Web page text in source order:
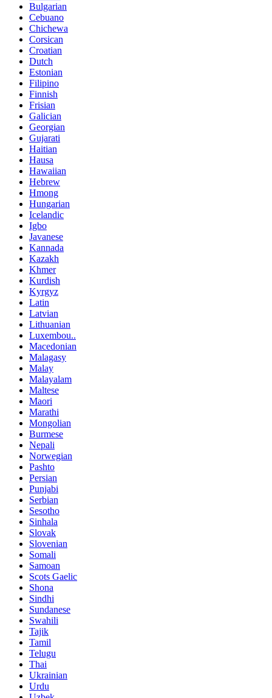
Bulgarian
Cebuano
Chichewa
Corsican
Croatian
Dutch
Estonian
Filipino
Finnish
Frisian
Galician
Georgian
Gujarati
Haitian
Hausa
Hawaiian
Hebrew
Hmong
Hungarian
Icelandic
Igbo
Javanese
Kannada
Kazakh
Khmer
Kurdish
Kyrgyz
Latin
Latvian
Lithuanian
Luxembou..
Macedonian
Malagasy
Malay
Malayalam
Maltese
Maori
Marathi
Mongolian
Burmese
Nepali
Norwegian
Pashto
Persian
Punjabi
Serbian
Sesotho
Sinhala
Slovak
Slovenian
Somali
Samoan
Scots Gaelic
Shona
Sindhi
Sundanese
Swahili
Tajik
Tamil
Telugu
Thai
Ukrainian
Urdu